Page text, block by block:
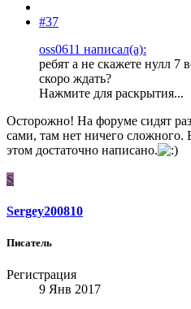
#37
oss0611 написал(а):
ребят а не скажете нулл 7
скоро ждать?
Нажмите для раскрытия...
Осторожно! На форуме сидят
сами, там нет ничего сложного.
этом достаточно написано.
S
Sergey200810
Писатель
Регистрация
9 Янв 2017